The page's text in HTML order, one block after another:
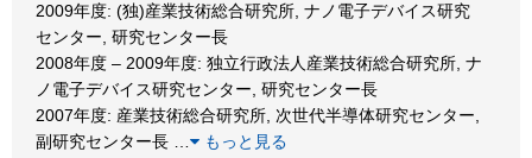
2009年度: (独)産業技術総合研究所, ナノ電子デバイス研究
センター, 研究センター長
2008年度 – 2009年度: 独立行政法人産業技術総合研究所, ナ
ノ電子デバイス研究センター, 研究センター長
2007年度: 産業技術総合研究所, 次世代半導体研究センター,
副研究センター長
もっと見る